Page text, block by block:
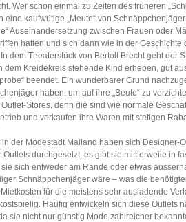
Wer schon einmal zu Zeiten des früheren
eine kaufwütige „Meute“ von
Auseinandersetzung zwischen Frauen oder
hatten und sich dann wie in der
dem Theaterstück von Bertolt Brecht geht der
dem Kreidekreis stehende Kind erheben, gut
beendet. Ein wunderbarer Grund
haben, um auf ihre „Beute“ zu
Stores, denn die sind wie normale
und verkaufen ihre Waren mit stetigen
in der Modestadt Mailand haben sich Designer-
Outlets durchgesetzt, es gibt sie mittlerweile in
sich entweder am Rande oder etwas
Schnäppchenjäger wäre – was die
für die meistens sehr ausladende
Häufig entwickeln sich diese Outlets
sie nicht nur günstig Mode zahlreicher